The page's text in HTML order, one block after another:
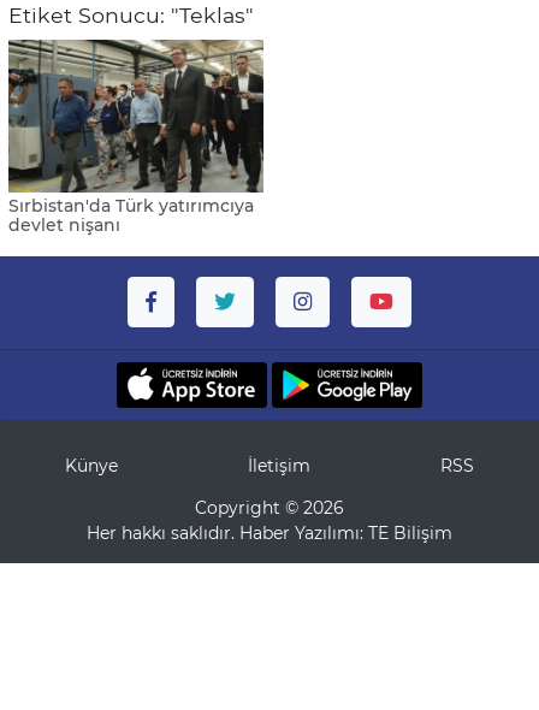
Etiket Sonucu: "Teklas"
Sırbistan'da Türk yatırımcıya
devlet nişanı
Künye İletişim
RSS
Copyright © 2026
Her hakkı saklıdır. Haber Yazılımı: TE Bilişim